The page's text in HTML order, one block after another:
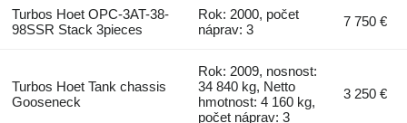
Turbos Hoet OPC-3AT-38-
98SSR Stack 3pieces
Rok: 2000, počet
náprav: 3
7 750 €
Turbos Hoet Tank chassis
Gooseneck
Rok: 2009, nosnost:
34 840 kg, Netto
hmotnost: 4 160 kg,
počet náprav: 3
3 250 €